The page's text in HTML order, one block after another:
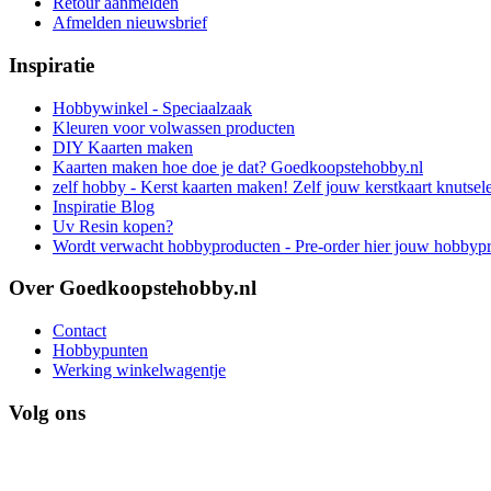
Afmelden nieuwsbrief
Inspiratie
Hobbywinkel - Speciaalzaak
Kleuren voor volwassen producten
DIY Kaarten maken
Kaarten maken hoe doe je dat? Goedkoopstehobby.nl
zelf hobby - Kerst kaarten maken! Zelf jouw kerstkaart
Inspiratie Blog
Uv Resin kopen?
Wordt verwacht hobbyproducten - Pre-order hier jouw
Over Goedkoopstehobby.nl
Contact
Hobbypunten
Werking winkelwagentje
Volg ons